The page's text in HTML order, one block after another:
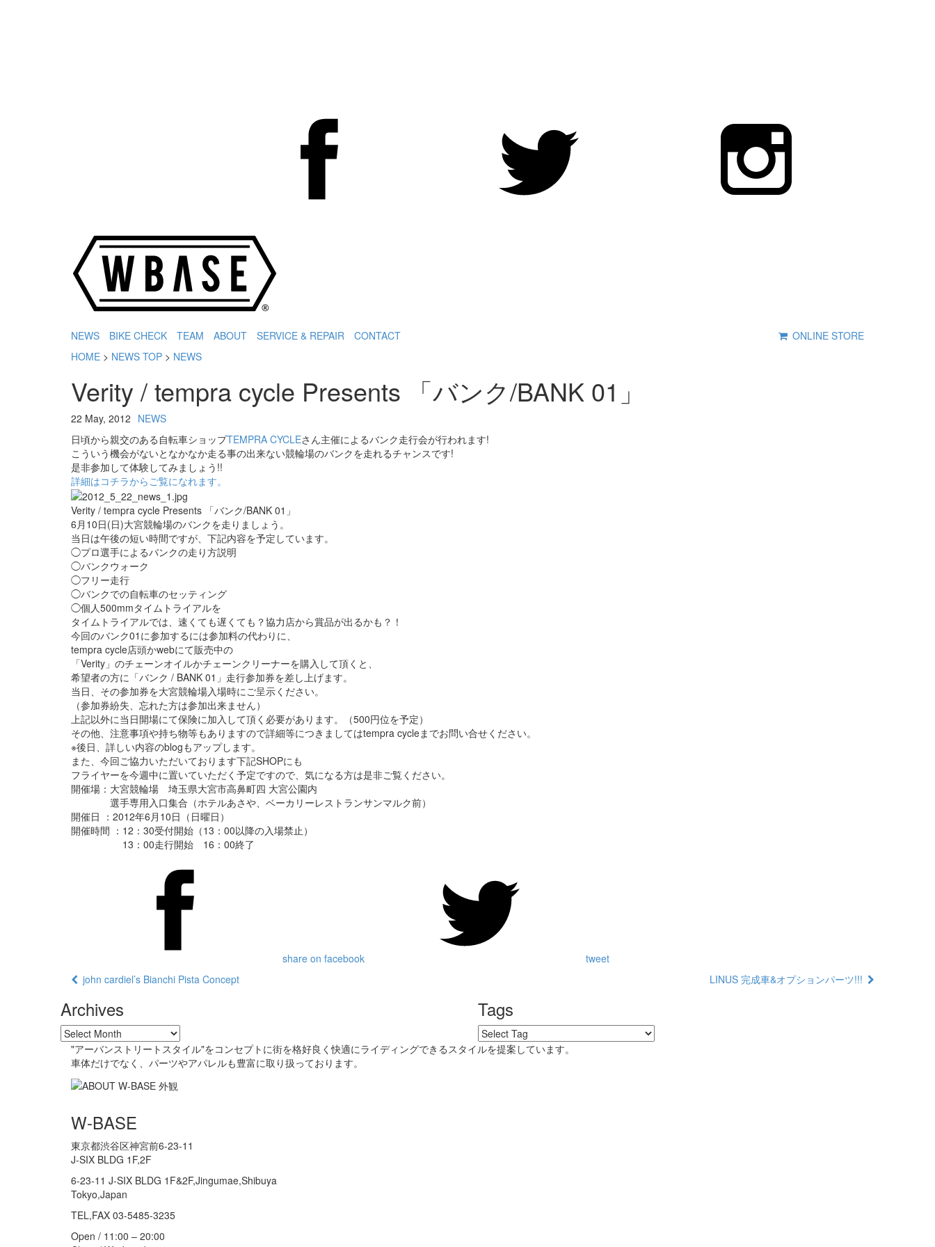
NEWS BIKE CHECK TEAM ABOUT SERVICE & REPAIR CONTACT
ONLINE STORE
HOME > NEWS TOP > NEWS
Verity / tempra cycle Presents 「バンク/BANK 01」
22 May, 2012 NEWS
日頃から親交のある自転車ショップTEMPRA CYCLEさん主催によるバンク走行会が行われます!
こういう機会がないとなかなか走る事の出来ない競輪場のバンクを走れるチャンスです!
是非参加して体験してみましょう!!
詳細はコチラからご覧になれます。
Verity / tempra cycle Presents 「バンク/BANK 01」
6月10日(日)大宮競輪場のバンクを走りましょう。
当日は午後の短い時間ですが、下記内容を予定しています。
◯プロ選手によるバンクの走り方説明
◯バンクウォーク
◯フリー走行
◯バンクでの自転車のセッティング
◯個人500mmタイムトライアルを
タイムトライアルでは、速くても遅くても？協力店から賞品が出るかも？！
今回のバンク01に参加するには参加料の代わりに、
tempra cycle店頭かwebにて販売中の
「Verity」のチェーンオイルかチェーンクリーナーを購入して頂くと、
希望者の方に「バンク / BANK 01」走行参加券を差し上げます。
当日、その参加券を大宮競輪場入場時にご呈示ください。
（参加券紛失、忘れた方は参加出来ません）
上記以外に当日開場にて保険に加入して頂く必要があります。（500円位を予定）
その他、注意事項や持ち物等もありますので詳細等につきましてはtempra cycleまでお問い合せください。
※後日、詳しい内容のblogもアップします。
また、今回ご協力いただいております下記SHOPにも
フライヤーを今週中に置いていただく予定ですので、気になる方は是非ご覧ください。
開催場：大宮競輪場 埼玉県大宮市高鼻町四 大宮公園内
選手専用入口集合（ホテルあさや、ベーカリーレストランサンマルク前）
開催日 ：2012年6月10日（日曜日）
開催時間 ：12：30受付開始（13：00以降の入場禁止）
13：00走行開始 16：00終了
share on facebook
tweet
john cardiel’s Bianchi Pista Concept
LINUS 完成車&オプションパーツ!!!
Archives Tags
"アーバンストリートスタイル"をコンセプトに街を格好良く快適にライディングできるスタイルを提案しています。
車体だけでなく、パーツやアパレルも豊富に取り扱っております。
W-BASE
東京都渋谷区神宮前6-23-11
J-SIX BLDG 1F,2F
6-23-11 J-SIX BLDG 1F&2F,Jingumae,Shibuya
Tokyo,Japan
TEL,FAX 03-5485-3235
Open / 11:00 – 20:00